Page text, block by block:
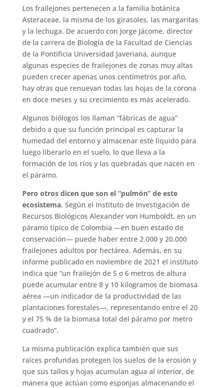
Los frailejones pertenecen a la familia botánica
Asteraceae, la misma de los girasoles, las margaritas
y la lechuga. De acuerdo con Jorge Jácome, director
de la carrera de Biología de la Facultad de Ciencias
de la Pontificia Universidad Javeriana, aunque
algunas especies de frailejones de zonas muy altas
pueden crecer apenas unos centímetros por año,
hay otras que renuevan todas las hojas de la corona
en doce meses y su crecimiento es más acelerado.
Algunos biólogos los llaman “fábricas de agua”
debido a que su función principal es capturar la
humedad del entorno y almacenar este líquido para
luego liberarlo en el suelo, lo que lleva a la
formación de los ríos y las quebradas que nacen en
el páramo.
Pero otros dicen que son el “pulmón” de este
ecosistema. Según el Instituto de Investigación de
Recursos Biológicos Alexander von Humboldt, en un
páramo típico de Colombia —en buen estado de
conservación— puede haber entre 2.000 y 20.000
frailejones adultos por hectárea. Además, en su
informe publicado en noviembre de 2021 el instituto
indica que “un frailejón de 5 o 6 metros de altura
puede acumular entre 8 y 10 kilogramos de biomasa
aérea —un indicador de la productividad de las
plantaciones forestales—, representando entre el 20
y el 75 % de la biomasa total del páramo por metro
cuadrado”.
La misma publicación explica también que sus
raíces profundas protegen los suelos de la erosión y
que sus tallos y hojas acumulan agua al interior, de
manera que actúan como esponjas almacenando el